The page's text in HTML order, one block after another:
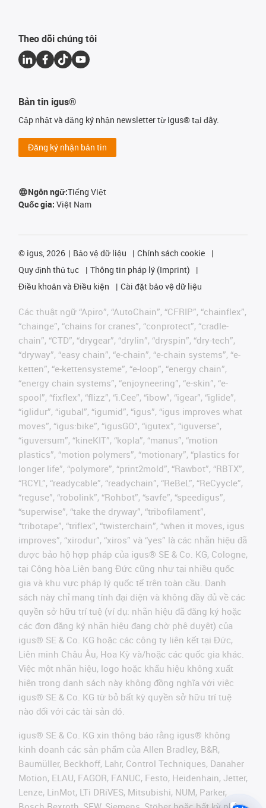
Theo dõi chúng tôi
Bản tin igus®
Cập nhật và đăng ký nhận newsletter từ igus® tại đây.
Đăng ký nhận bản tin
Ngôn ngữ:Tiếng Việt
Quốc gia: Việt Nam
© igus, 2026 Bảo vệ dữ liệu
Chính sách cookie
Quy định thủ tục
Thông tin pháp lý (Imprint)
Điều khoản và Điều kiện
Cài đặt bảo vệ dữ liệu
Các thuật ngữ “Apiro”, “AutoChain”, “CFRIP”, “chainflex”,
“chainge”, “chains for cranes”, “conprotect”, “cradle-
chain”, “CTD”, “drygear”, “drylin”, “dryspin”, “dry-tech”,
“dryway”, “easy chain”, “e-chain”, “e-chain systems”, “e-
ketten”, “e-kettensysteme”, “e-loop”, “energy chain”,
“energy chain systems”, “enjoyneering”, “e-skin”, “e-
spool”, “fixflex”, “flizz”, “i.Cee”, “ibow”, “igear”, “iglide”,
“iglidur”, “igubal”, “igumid”, “igus”, “igus improves what
moves”, “igus:bike”, “igusGO”, “igutex”, “iguverse”,
“iguversum”, “kineKIT”, “kopla”, “manus”, “motion
plastics”, “motion polymers”, “motionary”, “plastics for
longer life”, “polymore”, “print2mold”, “Rawbot”, “RBTX”,
“RCYL”, “readycable”, “readychain”, “ReBeL”, “ReCyycle”,
“reguse”, “robolink”, “Rohbot”, “savfe”, “speedigus”,
“superwise”, “take the dryway”, “tribofilament”,
“tribotape”, “triflex”, “twisterchain”, “when it moves, igus
improves”, “xirodur”, “xiros” và “yes” là các nhãn hiệu đã
được bảo hộ hợp pháp của igus® SE & Co. KG, Cologne,
tại Cộng hòa Liên bang Đức cũng như tại nhiều quốc
gia và khu vực pháp lý quốc tế trên toàn cầu. Danh
sách này chỉ mang tính đại diện và không đầy đủ về các
quyền sở hữu trí tuệ (ví dụ: nhãn hiệu đã đăng ký hoặc
các đơn đăng ký nhãn hiệu đang chờ phê duyệt) của
igus® SE & Co. KG hoặc các công ty liên kết tại Đức,
Liên minh Châu Âu, Hoa Kỳ và/hoặc các quốc gia khác.
Việc một nhãn hiệu, logo hoặc khẩu hiệu không xuất
hiện trong danh sách này không đồng nghĩa với việc
igus® SE & Co. KG từ bỏ bất kỳ quyền sở hữu trí tuệ
nào đối với các tài sản đó.
igus® SE & Co. KG xin thông báo rằng igus® không
kinh doanh các sản phẩm của Allen Bradley, B&R,
Baumüller, Beckhoff, Lahr, Control Techniques, Danaher
Motion, ELAU, FAGOR, FANUC, Festo, Heidenhain, Jetter,
Lenze, LinMot, LTi DRiVES, Mitsubishi, NUM, Parker,